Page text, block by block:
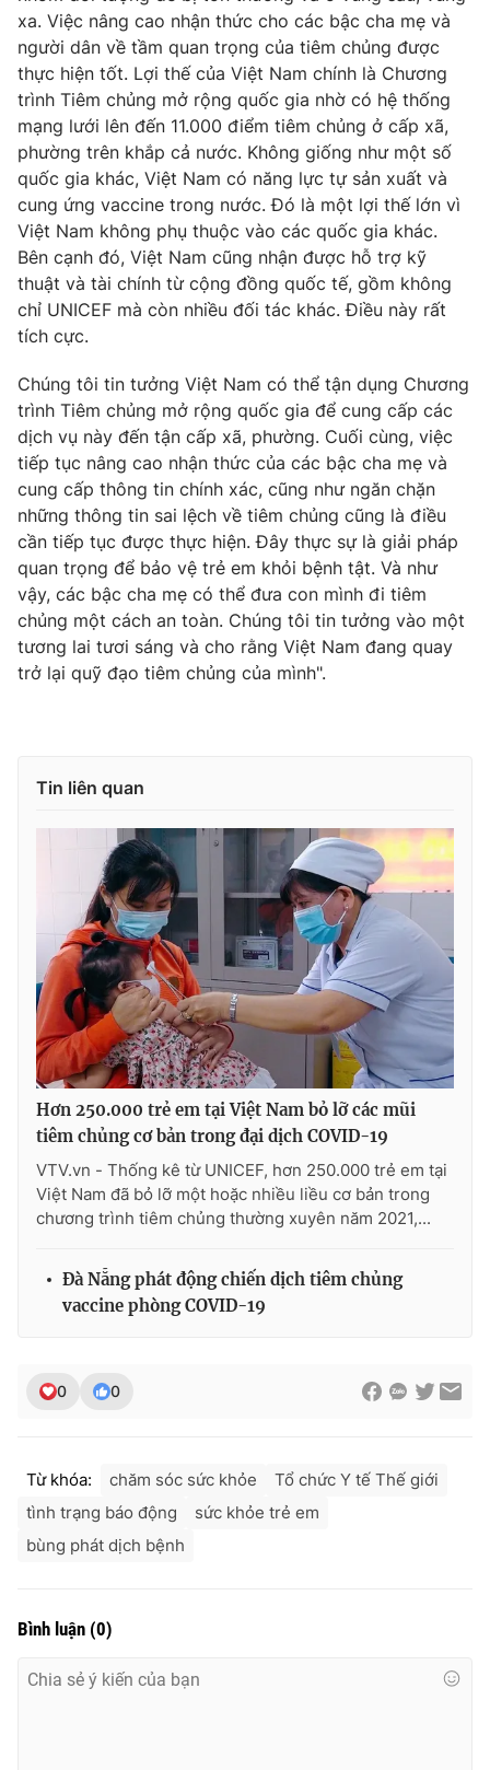
xa. Việc nâng cao nhận thức cho các bậc cha mẹ và
người dân về tầm quan trọng của tiêm chủng được
thực hiện tốt. Lợi thế của Việt Nam chính là Chương
trình Tiêm chủng mở rộng quốc gia nhờ có hệ thống
mạng lưới lên đến 11.000 điểm tiêm chủng ở cấp xã,
phường trên khắp cả nước. Không giống như một số
quốc gia khác, Việt Nam có năng lực tự sản xuất và
cung ứng vaccine trong nước. Đó là một lợi thế lớn vì
Việt Nam không phụ thuộc vào các quốc gia khác.
Bên cạnh đó, Việt Nam cũng nhận được hỗ trợ kỹ
thuật và tài chính từ cộng đồng quốc tế, gồm không
chỉ UNICEF mà còn nhiều đối tác khác. Điều này rất
tích cực.
Chúng tôi tin tưởng Việt Nam có thể tận dụng Chương
trình Tiêm chủng mở rộng quốc gia để cung cấp các
dịch vụ này đến tận cấp xã, phường. Cuối cùng, việc
tiếp tục nâng cao nhận thức của các bậc cha mẹ và
cung cấp thông tin chính xác, cũng như ngăn chặn
những thông tin sai lệch về tiêm chủng cũng là điều
cần tiếp tục được thực hiện. Đây thực sự là giải pháp
quan trọng để bảo vệ trẻ em khỏi bệnh tật. Và như
vậy, các bậc cha mẹ có thể đưa con mình đi tiêm
chủng một cách an toàn. Chúng tôi tin tưởng vào một
tương lai tươi sáng và cho rằng Việt Nam đang quay
trở lại quỹ đạo tiêm chủng của mình".
Tin liên quan
Hơn 250.000 trẻ em tại Việt Nam bỏ lỡ các mũi
tiêm chủng cơ bản trong đại dịch COVID-19
VTV.vn - Thống kê từ UNICEF, hơn 250.000 trẻ em tại
Việt Nam đã bỏ lỡ một hoặc nhiều liều cơ bản trong
chương trình tiêm chủng thường xuyên năm 2021,...
Đà Nẵng phát động chiến dịch tiêm chủng
vaccine phòng COVID-19
0 0
Từ khóa: chăm sóc sức khỏe
Tổ chức Y tế Thế giới
tình trạng báo động
sức khỏe trẻ em
bùng phát dịch bệnh
Bình luận (0)